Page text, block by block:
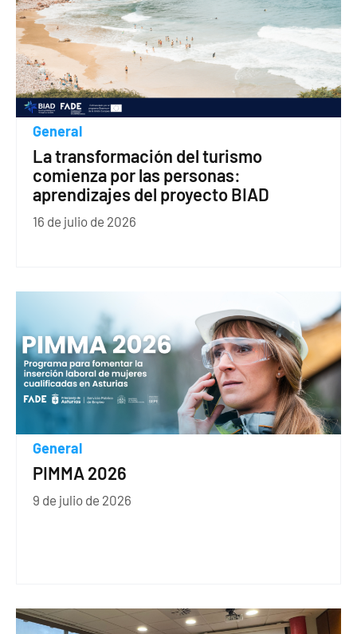
General
La transformación del turismo
comienza por las personas:
aprendizajes del proyecto BIAD
16 de julio de 2026
General
PIMMA 2026
9 de julio de 2026